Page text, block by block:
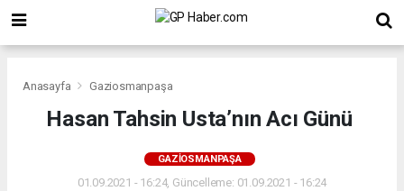
Anasayfa Gaziosmanpaşa
Hasan Tahsin Usta’nın Acı Günü
GAZIOSMANPAŞA
01.09.2021 - 16:24, Güncelleme: 01.09.2021 - 16:24